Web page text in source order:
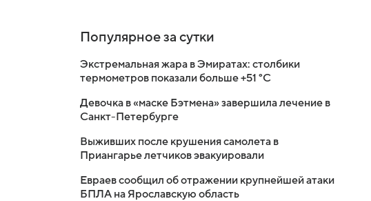
Популярное за сутки
Экстремальная жара в Эмиратах: столбики
термометров показали больше +51 °C
Девочка в «маске Бэтмена» завершила лечение в
Санкт-Петербурге
Выживших после крушения самолета в
Приангарье летчиков эвакуировали
Евраев сообщил об отражении крупнейшей атаки
БПЛА на Ярославскую область